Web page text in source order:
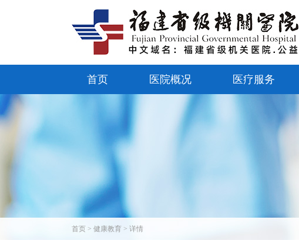
首页 医院概况 医疗服务
首页 > 健康教育 > 详情